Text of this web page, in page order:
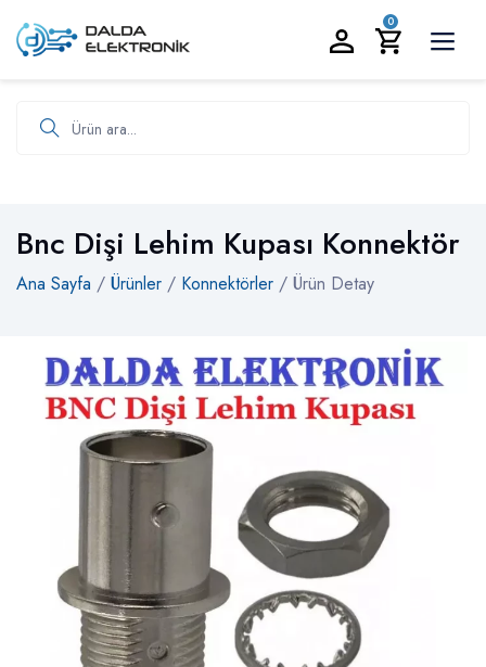
0
Bnc Dişi Lehim Kupası Konnektör
Ana Sayfa / Ürünler / Konnektörler / Ürün Detay